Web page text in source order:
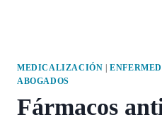
MEDICALIZACIÓN |
ABOGADOS
Fármacos